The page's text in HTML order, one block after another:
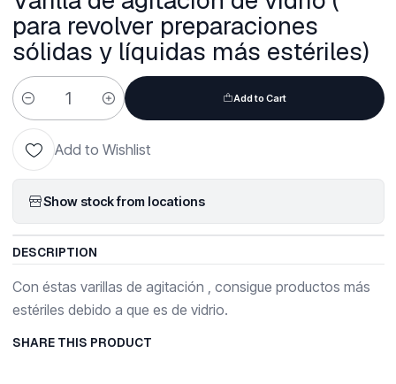
para revolver preparaciones
sólidas y líquidas más estériles)
Quantity
Add to Cart
Add to Wishlist
Show stock from locations
DESCRIPTION
Con éstas varillas de agitación , consigue productos más
estériles debido a que es de vidrio.
SHARE THIS PRODUCT